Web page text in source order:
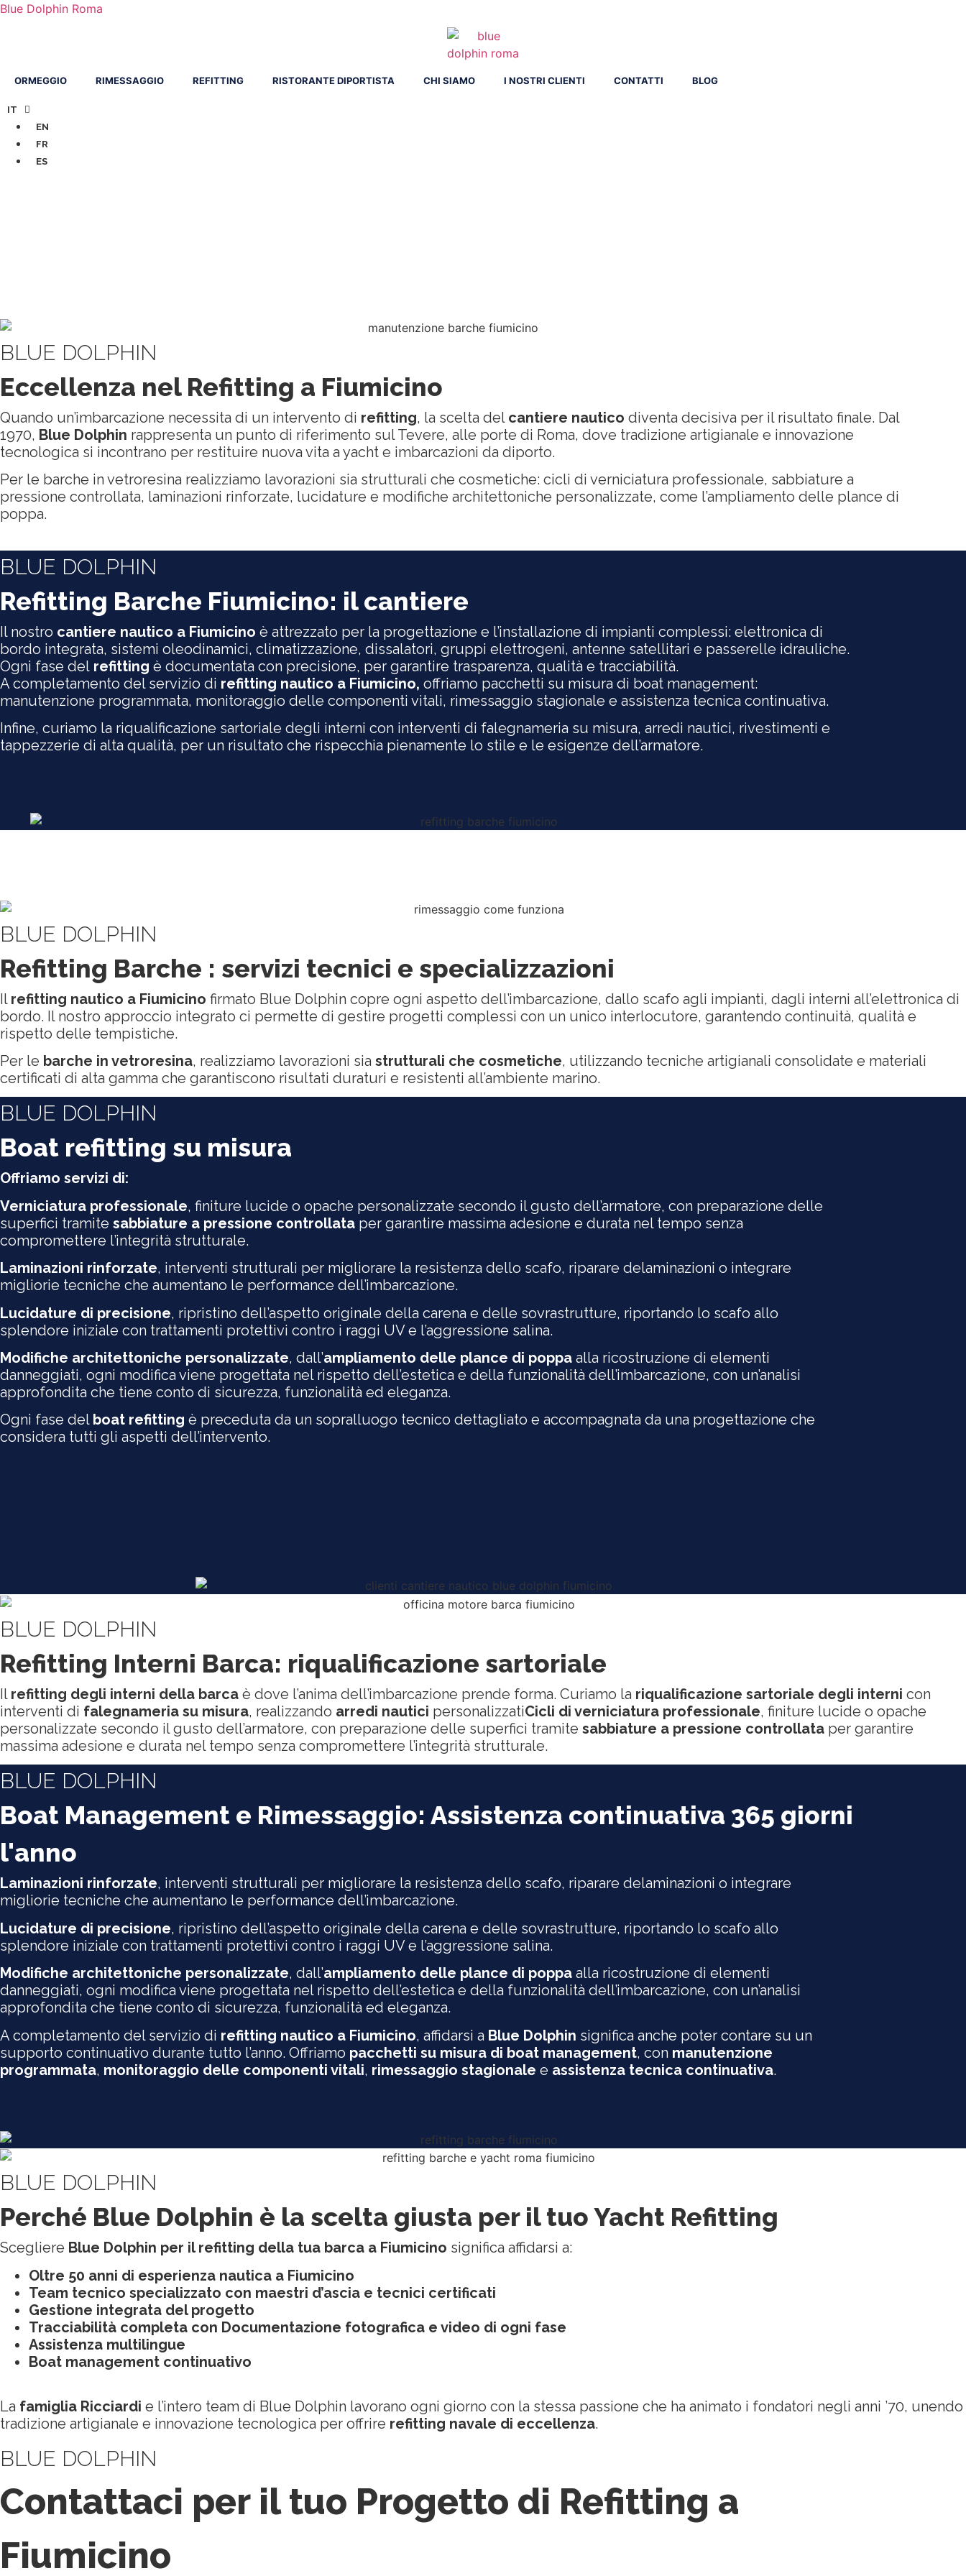
Blue Dolphin Roma
ORMEGGIO RIMESSAGGIO REFITTING RISTORANTE DIPORTISTA CHI SIAMO I NOSTRI CLIENTI CONTATTI BLOG
IT
EN
FR
ES
BLUE DOLPHIN
Eccellenza nel Refitting a Fiumicino
Quando un’imbarcazione necessita di un intervento di refitting, la scelta del cantiere nautico diventa decisiva per il risultato finale. Dal
1970, Blue Dolphin rappresenta un punto di riferimento sul Tevere, alle porte di Roma, dove tradizione artigianale e innovazione
tecnologica si incontrano per restituire nuova vita a yacht e imbarcazioni da diporto.
Per le barche in vetroresina realizziamo lavorazioni sia strutturali che cosmetiche: cicli di verniciatura professionale, sabbiature a
pressione controllata, laminazioni rinforzate, lucidature e modifiche architettoniche personalizzate, come l’ampliamento delle plance di
poppa.
BLUE DOLPHIN
Refitting Barche Fiumicino: il cantiere
Il nostro cantiere nautico a Fiumicino è attrezzato per la progettazione e l’installazione di impianti complessi: elettronica di
bordo integrata, sistemi oleodinamici, climatizzazione, dissalatori, gruppi elettrogeni, antenne satellitari e passerelle idrauliche.
Ogni fase del refitting è documentata con precisione, per garantire trasparenza, qualità e tracciabilità.
A completamento del servizio di refitting nautico a Fiumicino, offriamo pacchetti su misura di boat management:
manutenzione programmata, monitoraggio delle componenti vitali, rimessaggio stagionale e assistenza tecnica continuativa.
Infine, curiamo la riqualificazione sartoriale degli interni con interventi di falegnameria su misura, arredi nautici, rivestimenti e
tappezzerie di alta qualità, per un risultato che rispecchia pienamente lo stile e le esigenze dell’armatore.
BLUE DOLPHIN
Refitting Barche : servizi tecnici e specializzazioni
Il refitting nautico a Fiumicino firmato Blue Dolphin copre ogni aspetto dell’imbarcazione, dallo scafo agli impianti, dagli interni all’elettronica di
bordo. Il nostro approccio integrato ci permette di gestire progetti complessi con un unico interlocutore, garantendo continuità, qualità e
rispetto delle tempistiche.
Per le barche in vetroresina, realizziamo lavorazioni sia strutturali che cosmetiche, utilizzando tecniche artigianali consolidate e materiali
certificati di alta gamma che garantiscono risultati duraturi e resistenti all’ambiente marino.
BLUE DOLPHIN
Boat refitting su misura
Offriamo servizi di:
Verniciatura professionale, finiture lucide o opache personalizzate secondo il gusto dell’armatore, con preparazione delle
superfici tramite sabbiature a pressione controllata per garantire massima adesione e durata nel tempo senza
compromettere l’integrità strutturale.
Laminazioni rinforzate, interventi strutturali per migliorare la resistenza dello scafo, riparare delaminazioni o integrare
migliorie tecniche che aumentano le performance dell’imbarcazione.
Lucidature di precisione, ripristino dell’aspetto originale della carena e delle sovrastrutture, riportando lo scafo allo
splendore iniziale con trattamenti protettivi contro i raggi UV e l’aggressione salina.
Modifiche architettoniche personalizzate, dall’ampliamento delle plance di poppa alla ricostruzione di elementi
danneggiati, ogni modifica viene progettata nel rispetto dell’estetica e della funzionalità dell’imbarcazione, con un’analisi
approfondita che tiene conto di sicurezza, funzionalità ed eleganza.
Ogni fase del boat refitting è preceduta da un sopralluogo tecnico dettagliato e accompagnata da una progettazione che
considera tutti gli aspetti dell’intervento.
BLUE DOLPHIN
Refitting Interni Barca: riqualificazione sartoriale
Il refitting degli interni della barca è dove l’anima dell’imbarcazione prende forma. Curiamo la riqualificazione sartoriale degli interni con
interventi di falegnameria su misura, realizzando arredi nautici personalizzatiCicli di verniciatura professionale, finiture lucide o opache
personalizzate secondo il gusto dell’armatore, con preparazione delle superfici tramite sabbiature a pressione controllata per garantire
massima adesione e durata nel tempo senza compromettere l’integrità strutturale.
BLUE DOLPHIN
Boat Management e Rimessaggio: Assistenza continuativa 365 giorni
l'anno
Laminazioni rinforzate, interventi strutturali per migliorare la resistenza dello scafo, riparare delaminazioni o integrare
migliorie tecniche che aumentano le performance dell’imbarcazione.
Lucidature di precisione, ripristino dell’aspetto originale della carena e delle sovrastrutture, riportando lo scafo allo
splendore iniziale con trattamenti protettivi contro i raggi UV e l’aggressione salina.
Modifiche architettoniche personalizzate, dall’ampliamento delle plance di poppa alla ricostruzione di elementi
danneggiati, ogni modifica viene progettata nel rispetto dell’estetica e della funzionalità dell’imbarcazione, con un’analisi
approfondita che tiene conto di sicurezza, funzionalità ed eleganza.
A completamento del servizio di refitting nautico a Fiumicino, affidarsi a Blue Dolphin significa anche poter contare su un
supporto continuativo durante tutto l’anno. Offriamo pacchetti su misura di boat management, con manutenzione
programmata, monitoraggio delle componenti vitali, rimessaggio stagionale e assistenza tecnica continuativa.
BLUE DOLPHIN
Perché Blue Dolphin è la scelta giusta per il tuo Yacht Refitting
Scegliere Blue Dolphin per il refitting della tua barca a Fiumicino significa affidarsi a:
Oltre 50 anni di esperienza nautica a Fiumicino
Team tecnico specializzato con maestri d’ascia e tecnici certificati
Gestione integrata del progetto
Tracciabilità completa con Documentazione fotografica e video di ogni fase
Assistenza multilingue
Boat management continuativo
La famiglia Ricciardi e l’intero team di Blue Dolphin lavorano ogni giorno con la stessa passione che ha animato i fondatori negli anni ’70, unendo
tradizione artigianale e innovazione tecnologica per offrire refitting navale di eccellenza.
BLUE DOLPHIN
Contattaci per il tuo Progetto di Refitting a
Fiumicino